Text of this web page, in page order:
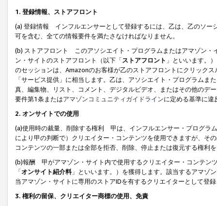
1. 登録情報、ストアフロント
(a) 登録情報 インフルエンサーとして登録するには、乙は、乙のソー
可を含む、全ての情報要件を満たさなければなりません。
(b) ストアフロント このアソシエイト・プログラムまたはアマゾン・
ン・サイトのストアフロント（以下「ストアフロント 」といいます。
のセッションは、Amazonのお客様が乙のストアフロントにクリック
「サービス提供」に相当します。乙は、アソシエイト・プログラム
真、編集物、リスト、コメント、デジタルビデオ、またはその他のデ
要件第1条またはアマゾンコミュニティガイドラインに定める基準に違
2. オンサイトでの使用
(a)使用時の裁量、削除する権利 甲は、インフルエンサー・プログラ
により甲の判断で）クリエイター・コンテンツを使用できますが、そ
コンテンツの一部または全部を拒否、削除、停止または復元する権利
(b)報酬 甲がアマゾン・サイト内で使用するクリエイター・コンテン
「オンサイト紹介料」といいます。）を獲得します。該当するアマゾ
当アマゾン・サイトに専用のストアIDを有するクリエイターとして登
3. 権利の留保、クリエイター商標の使用、免責